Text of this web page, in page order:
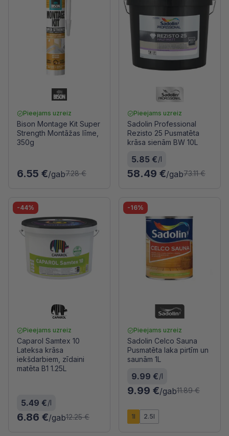
Pieejams uzreiz
Bison Montage Kit Super
Strength Montāžas līme,
350g
6.55 €/gab7.28 €
Pieejams uzreiz
Sadolin Professional
Rezisto 25 Pusmatēta
krāsa sienām BW 10L
5.85 €/l
58.49 €/gab73.11 €
-44%
Pieejams uzreiz
Caparol Samtex 10
Lateksa krāsa
iekšdarbiem, zīdaini
matēta B1 1.25L
5.49 €/l
6.86 €/gab12.25 €
-16%
Pieejams uzreiz
Sadolin Celco Sauna
Pusmatēta laka pirtīm un
saunām 1L
9.99 €/l
9.99 €/gab11.89 €
1l 2.5l